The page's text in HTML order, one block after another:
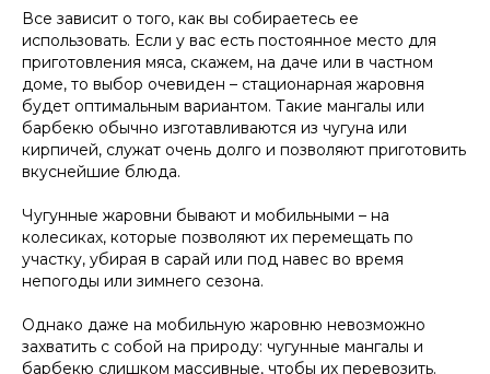
Все зависит о того, как вы собираетесь ее
использовать. Если у вас есть постоянное место для
приготовления мяса, скажем, на даче или в частном
доме, то выбор очевиден – стационарная жаровня
будет оптимальным вариантом. Такие мангалы или
барбекю обычно изготавливаются из чугуна или
кирпичей, служат очень долго и позволяют приготовить
вкуснейшие блюда.
Чугунные жаровни бывают и мобильными – на
колесиках, которые позволяют их перемещать по
участку, убирая в сарай или под навес во время
непогоды или зимнего сезона.
Однако даже на мобильную жаровню невозможно
захватить с собой на природу: чугунные мангалы и
барбекю слишком массивные, чтобы их перевозить.